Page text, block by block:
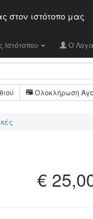
στον ιστότοπo μας
Ιστότοπου Ο
Ολοκλήρωση
€